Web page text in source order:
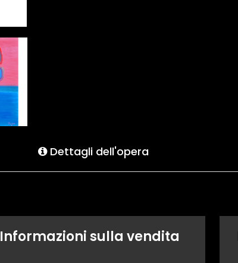
Dettagli dell'opera
Informazioni sulla vendita